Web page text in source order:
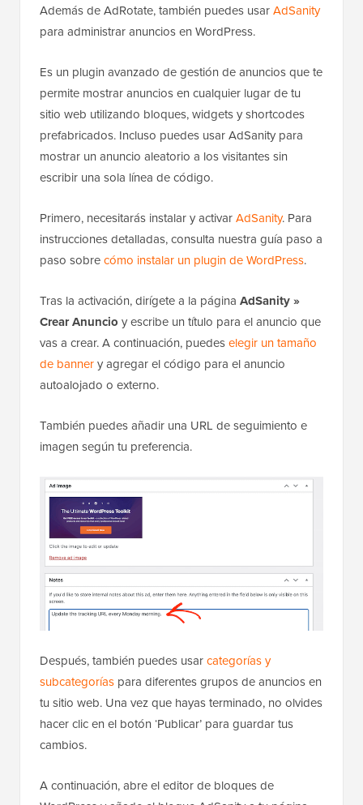
Además de AdRotate, también puedes usarAdSanity
para administrar anuncios en WordPress.
Es un plugin avanzado de gestión de anuncios que te
permite mostrar anuncios en cualquier lugar de tu
sitio web utilizando bloques, widgets y shortcodes
prefabricados. Incluso puedes usar AdSanity para
mostrar un anuncio aleatorio a los visitantes sin
escribir una sola línea de código.
Primero, necesitarás instalar y activarAdSanity. Para
instrucciones detalladas, consulta nuestra guía paso a
paso sobrecómo instalar un plugin de WordPress.
Tras la activación, dirígete a la página AdSanity »
Crear Anuncio y escribe un título para el anuncio que
vas a crear. A continuación, puedeselegir un tamaño
de bannery agregar el código para el anuncio
autoalojado o externo.
También puedes añadir una URL de seguimiento e
imagen según tu preferencia.
Después, también puedes usarcategorías y
subcategorías para diferentes grupos de anuncios en
tu sitio web. Una vez que hayas terminado, no olvides
hacer clic en el botón ‘Publicar’ para guardar tus
cambios.
A continuación, abre el editor de bloques de